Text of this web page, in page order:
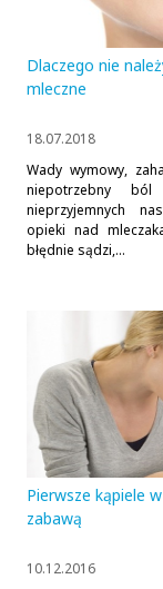
Dlaczego nie
mleczne
18.07.2018
Wady wymowy,
niepotrzebny
nieprzyjemnych
opieki nad
błędnie sądzi,...
Pierwsze kąpiele
zabawą
10.12.2016